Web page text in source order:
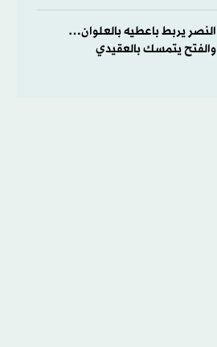
النصر يربط باعطيه بالعلوان…
والفتح يتمسك بالعقيدي